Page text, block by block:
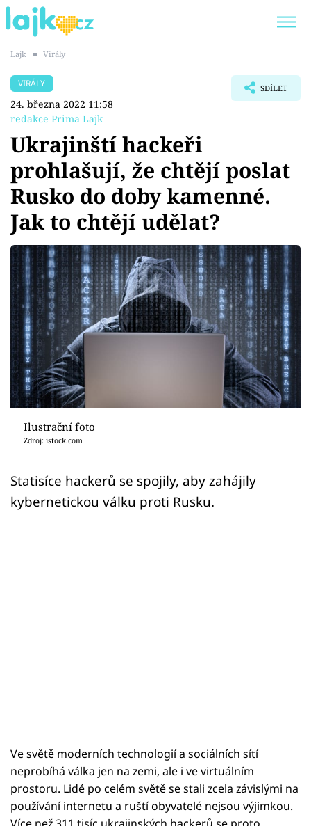
SHOPAHOLICADEL
Témata
Showbyznys
Youtubeři
Virály
Sex a vztahy
Videa
Sledujte prima+
Přihlášení
Sledujte nás
Lajk ■ Virály
VIRÁLY
24. března 2022 11:58
redakce Prima Lajk
SDÍLET
Ukrajinští hackeři
prohlašují, že chtějí poslat
Rusko do doby kamenné.
Jak to chtějí udělat?
Ilustrační foto
Zdroj: istock.com
Statisíce hackerů se spojily, aby zahájily
kybernetickou válku proti Rusku.
Ve světě moderních technologií a sociálních sítí
neprobíhá válka jen na zemi, ale i ve virtuálním
prostoru. Lidé po celém světě se stali zcela závislými na
používání internetu a ruští obyvatelé nejsou výjimkou.